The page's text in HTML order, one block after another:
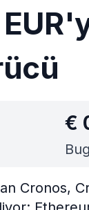
€
Cronos,